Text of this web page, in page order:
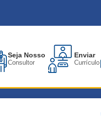
Seja Nosso
Consultor
Enviar
Currículo